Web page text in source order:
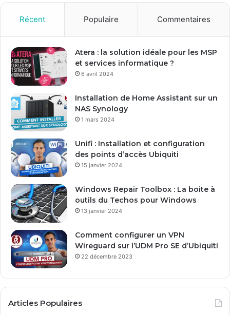
Récent Populaire Commentaires
Atera : la solution idéale pour les MSP
et services informatique ?
6 avril 2024
Installation de Home Assistant sur un
NAS Synology
1 mars 2024
Unifi : Installation et configuration
des points d’accès Ubiquiti
15 janvier 2024
Windows Repair Toolbox : La boite à
outils du Techos pour Windows
13 janvier 2024
Comment configurer un VPN
Wireguard sur l’UDM Pro SE d’Ubiquiti
22 décembre 2023
Articles Populaires